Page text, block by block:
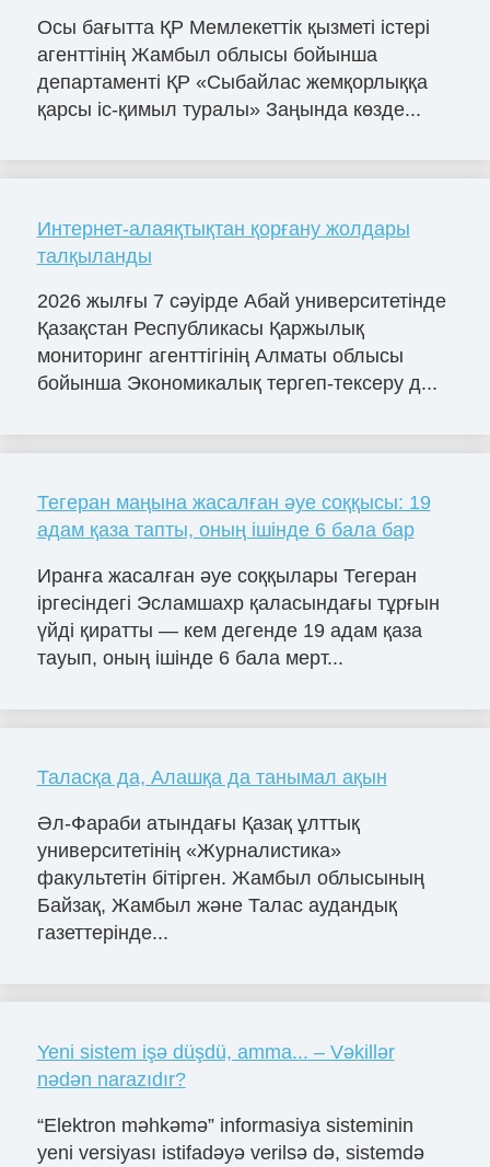
Осы бағытта ҚР Мемлекеттік қызметі істері
агенттінің Жамбыл облысы бойынша
департаменті ҚР «Сыбайлас жемқорлыққа
қарсы іс-қимыл туралы» Заңында көзде...
Интернет-алаяқтықтан қорғану жолдары
талқыланды
2026 жылғы 7 сәуірде Абай университетінде
Қазақстан Республикасы Қаржылық
мониторинг агенттігінің Алматы облысы
бойынша Экономикалық тергеп-тексеру д...
Тегеран маңына жасалған әуе соққысы: 19
адам қаза тапты, оның ішінде 6 бала бар
Иранға жасалған әуе соққылары Тегеран
іргесіндегі Эсламшахр қаласындағы тұрғын
үйді қиратты — кем дегенде 19 адам қаза
тауып, оның ішінде 6 бала мерт...
Таласқа да, Алашқа да танымал ақын
Әл-Фараби атындағы Қазақ ұлттық
университетінің «Журналистика»
факультетін бітірген. Жамбыл облысының
Байзақ, Жамбыл және Талас аудандық
газеттерінде...
Yeni sistem işə düşdü, amma... – Vəkillər
nədən narazıdır?
“Elektron məhkəmə” informasiya sisteminin
yeni versiyası istifadəyə verilsə də, sistemdə